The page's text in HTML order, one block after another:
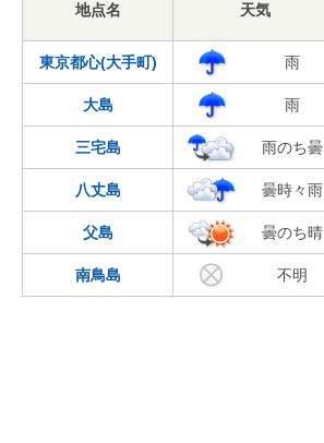
地点名 天気
東京都心(大手町) 雨
大島 雨
三宅島 雨のち曇
八丈島 曇時々雨
父島 曇のち晴
南鳥島 不明